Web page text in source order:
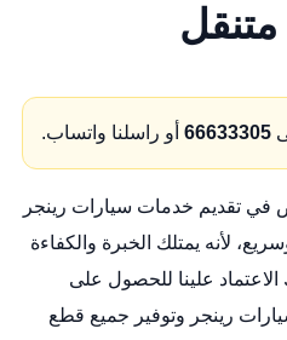
متنقل
66633305أو راسلنا واتساب.
تقديم خدمات سيارات رينجر
لأنه يمتلك الخبرة والكفاءة
الاعتماد علينا للحصول على
رينجر وتوفير جميع قطع